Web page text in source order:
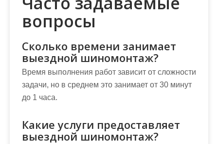
вопросы
Сколько времени занимает
выездной шиномонтаж?
Время выполнения работ зависит от сложности
задачи, но в среднем это занимает от 30 минут
до 1 часа.
Какие услуги предоставляет
выездной шиномонтаж?